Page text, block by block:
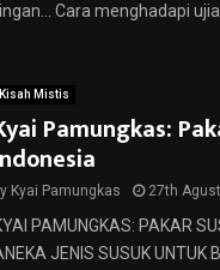
Cara menghadapi
Kisah Mistis
Pamungkas:
Kyai Pamungkas 27th
PAMUNGKAS: PAKAR
JENIS SUSUK UNTUK